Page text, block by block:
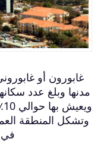
غابورون أو
في